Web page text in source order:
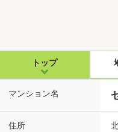
トップ
マンション名
住所